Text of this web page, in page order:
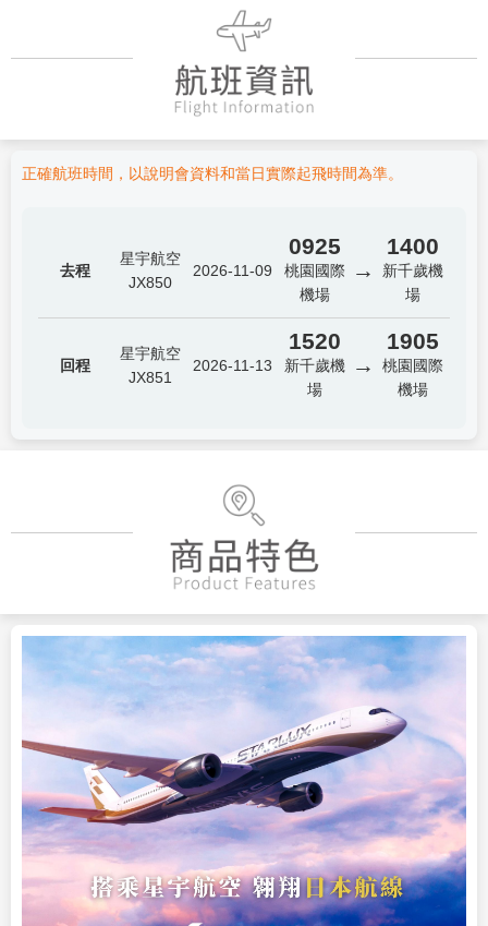
正確航班時間，以說明會資料和當日實際起飛時間為準。
去程
星宇航空
JX850
2026-11-09
0925
桃園國際
機場
→
1400
新千歲機
場
回程
星宇航空
JX851
2026-11-13
1520
新千歲機
場
→
1905
桃園國際
機場